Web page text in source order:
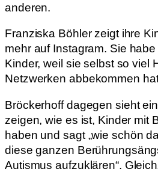
anderen.
Franziska Böhler zeigt ihre
mehr auf Instagram. Sie
Kinder, weil sie selbst so viel
Netzwerken abbekommen
Bröckerhoff dagegen sieht
zeigen, wie es ist, Kinder mit
haben und sagt „wie schön
diese ganzen
Autismus aufzuklären“.